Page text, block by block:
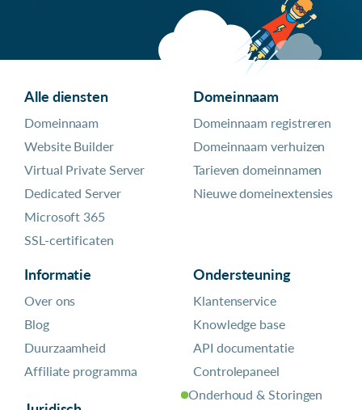
Alle diensten
Domeinnaam
Website Builder
Virtual Private Server
Dedicated Server
Microsoft 365
SSL-certificaten
Domeinnaam
Domeinnaam registreren
Domeinnaam verhuizen
Tarieven domeinnamen
Nieuwe domeinextensies
Informatie
Over ons
Blog
Duurzaamheid
Affiliate programma
Ondersteuning
Klantenservice
Knowledge base
API documentatie
Controlepaneel
Onderhoud & Storingen